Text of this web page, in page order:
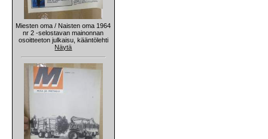
Miesten oma / Naisten oma 1964
nr 2 -selostavan mainonnan
osoitteeton julkaisu, kääntölehti
Näytä